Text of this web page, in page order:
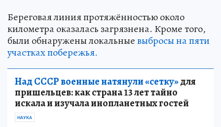
Береговая линия протяжённостью около
километра оказалась загрязнена. Кроме того,
были обнаружены локальныевыбросы на пяти
участках побережья.
Над СССР военные натянули «сетку»для
пришельцев: как страна 13 лет тайно
искала и изучала инопланетных гостей
НАУКА